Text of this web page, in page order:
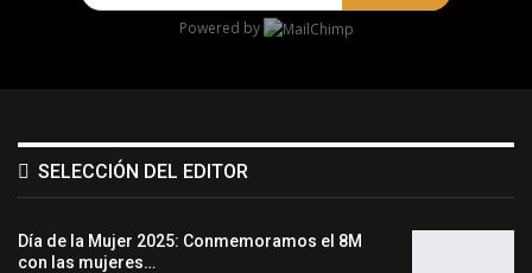
Powered by
SELECCIÓN DEL EDITOR
Día de la Mujer 2025: Conmemoramos el 8M
con las mujeres…